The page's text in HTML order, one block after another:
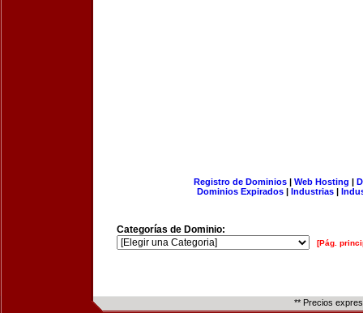
Registro de Dominios| Web Hosting |
Dominios Expirados | Industrias |
Categorías de Dominio:
[Pág.
** Precios